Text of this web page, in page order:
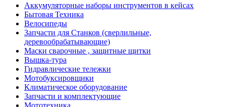
Аккумуляторные наборы инструментов в кейсах
Бытовая Техника
Велосипеды
Запчасти для Станков (сверлильные,
деревообрабатывающие)
Маски сварочные , защитные щитки
Вышка-тура
Гидравлические тележки
Мотобуксировщики
Климатическое оборудование
Запчасти и комплектующие
Мототехника